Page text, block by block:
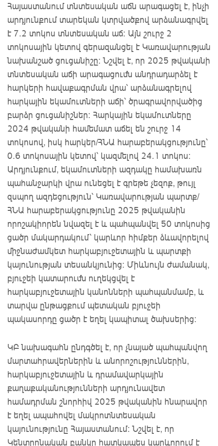
Հայաստանում տնտեսական աճն արագացել է, ինչի
արդյունքում տարեկան կտրվածքով արձանագրվել
է 7.2 տոկոս տնտեսական աճ: Այն շուրջ 2
տոկոսային կետով գերազանցել է Կառավարության
նախանշած ցուցանիշը: Նշվել է, որ 2025 թվականի
տնտեսական աճի արագացումն անդրադարձել է
հարկերի հավաքագրման վրա՝ արձանագրելով
հարկային եկամուտների աճի՝ ծրագրավորվածից
բարձր ցուցանիշներ: Հարկային եկամուտները
2024 թվականի համեմատ աճել են շուրջ 14
տոկոսով, իսկ հարկեր/ՀՆԱ հարաբերակցությունը՝
0.6 տոկոսային կետով՝ կազմելով 24.1 տոկոս:
Արդյունքում, եկամուտների ազդակը համախառն
պահանջարկի վրա ունեցել է գրեթե չեզոք, թույլ
զսպող ազդեցություն՝ Կառավարության պարտք/
ՀՆԱ հարաբերակցությունը 2025 թվականին
որոշակիորեն նվազել է և պահպանվել 50 տոկոսից
ցածր մակարդակում՝ կարևոր հիմքեր ձևավորելով
միջնաժամկետ հարկաբյուջետային և պարտքի
կայունության տեսանկյունից: Միևնույն ժամանակ,
բյուջեի կատարումն ուղեկցվել է
հարկաբյուջետային կանոնների պահպանմամբ, և
տարվա ընթացքում պետական բյուջեի
պակասորդը ցածր է եղել կապիտալ ծախսերից:
ԿԲ նախագահն ընդգծել է, որ չնայած պահպանվող
մարտահրավերներին և անորոշություններին,
հարկաբյուջետային և դրամավարկային
քաղաքականությունների արդյունավետ
համադրման շնորհիվ 2025 թվականին հնարավոր
է եղել ապահովել մակրոտնտեսական
կայունությունը Հայաստանում: Նշվել է, որ
Կենտրոնական բանկը հատկապես կարևորում է